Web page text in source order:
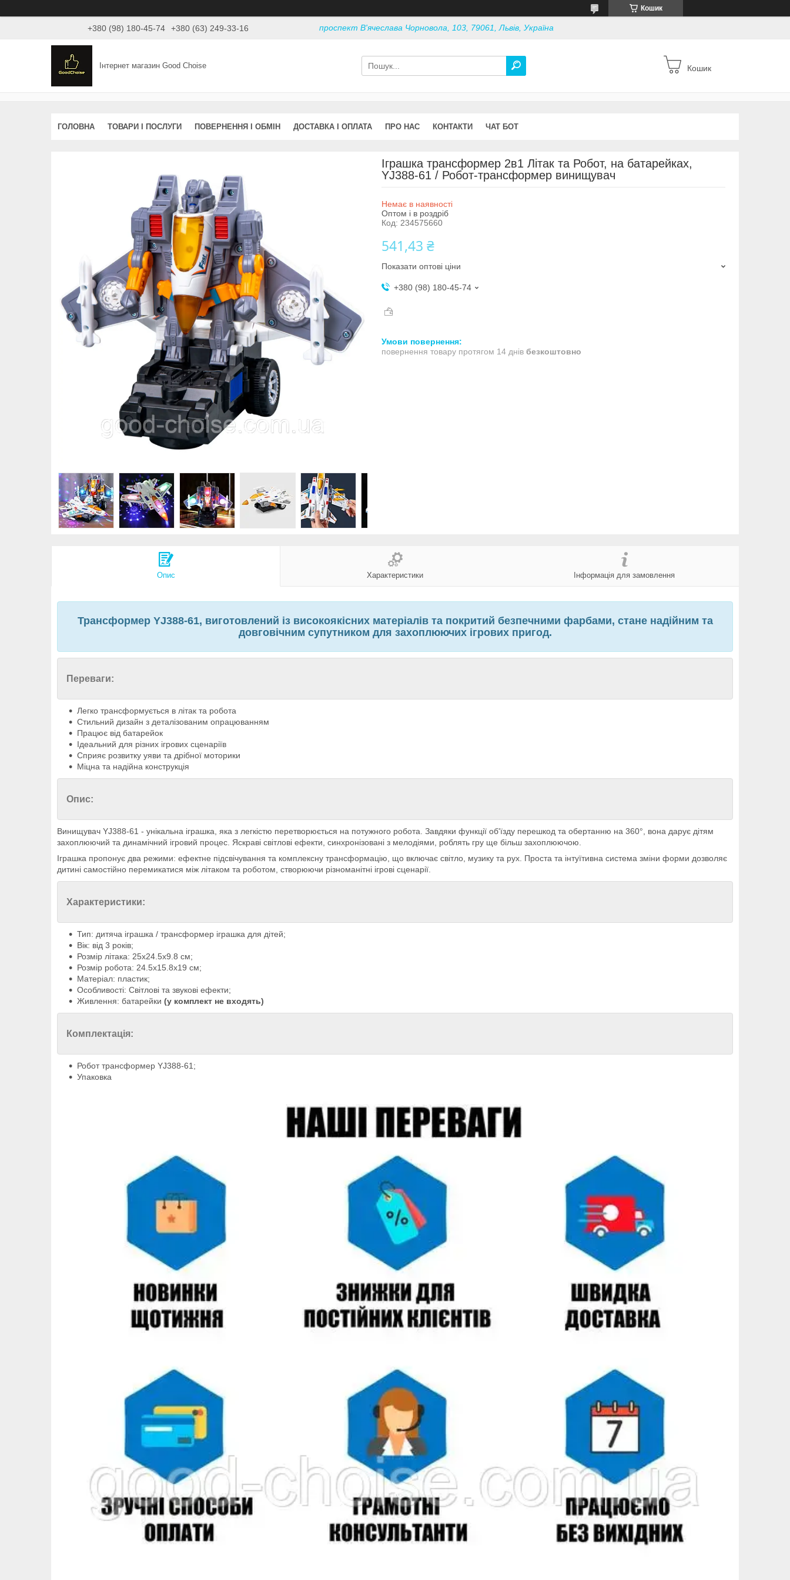
Кошик
+380 (98) 180-45-74 +380 (63) 249-33-16 проспект В'ячеслава Чорновола, 103, 79061, Львів, Україна
Інтернет магазин Good Choise Кошик
ГОЛОВНА ТОВАРИ І ПОСЛУГИ ПОВЕРНЕННЯ І ОБМІН ДОСТАВКА І ОПЛАТА ПРО НАС КОНТАКТИ ЧАТ БОТ
Іграшка трансформер 2в1 Літак та Робот, на батарейках,
YJ388-61 / Робот-трансформер винищувач
Немає в наявності
Оптом і в роздріб
Код: 234575660
541,43 ₴
Показати оптові ціни
+380 (98) 180-45-74
повернення товару протягом 14 днів безкоштовно
Опис Характеристики Інформація для замовлення
Трансформер YJ388-61, виготовлений із високоякісних матеріалів та покритий безпечними фарбами, стане надійним та
довговічним супутником для захоплюючих ігрових пригод.
Переваги:
Легко трансформується в літак та робота
Стильний дизайн з деталізованим опрацюванням
Працює від батарейок
Ідеальний для різних ігрових сценаріїв
Сприяє розвитку уяви та дрібної моторики
Міцна та надійна конструкція
Опис:
Винищувач YJ388-61 - унікальна іграшка, яка з легкістю перетворюється на потужного робота. Завдяки функції об'їзду перешкод та обертанню на 360°, вона дарує дітям
захоплюючий та динамічний ігровий процес. Яскраві світлові ефекти, синхронізовані з мелодіями, роблять гру ще більш захоплюючою.
Іграшка пропонує два режими: ефектне підсвічування та комплексну трансформацію, що включає світло, музику та рух. Проста та інтуїтивна система зміни форми дозволяє
дитині самостійно перемикатися між літаком та роботом, створюючи різноманітні ігрові сценарії.
Характеристики:
Тип: дитяча іграшка / трансформер іграшка для дітей;
Вік: від 3 років;
Розмір літака: 25х24.5х9.8 см;
Розмір робота: 24.5х15.8х19 см;
Матеріал: пластик;
Особливості: Світлові та звукові ефекти;
Живлення: батарейки (у комплект не входять)
Комплектація:
Робот трансформер YJ388-61;
Упаковка